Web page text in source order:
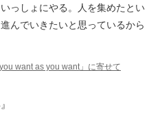
っしょにやる。人を集めたとい
んでいきたいと思っているから
want as you want」に寄せて